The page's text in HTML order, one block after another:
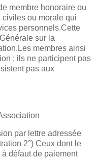
membre honoraire ou
ou morale qui
personnels.Cette
sur la
membres ainsi
; ils ne participent pas
pas aux
par lettre adressée
2°) Ceux dont le
défaut de paiement